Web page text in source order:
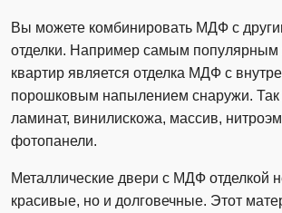
Вы можете комбинировать МДФ с
отделки. Например самым популярным
квартир является отделка МДФ с
порошковым напылением снаружи. Так
ламинат, винилискожа, массив,
фотопанели.
Металлические двери с МДФ отделкой
красивые, но и долговечные. Этот